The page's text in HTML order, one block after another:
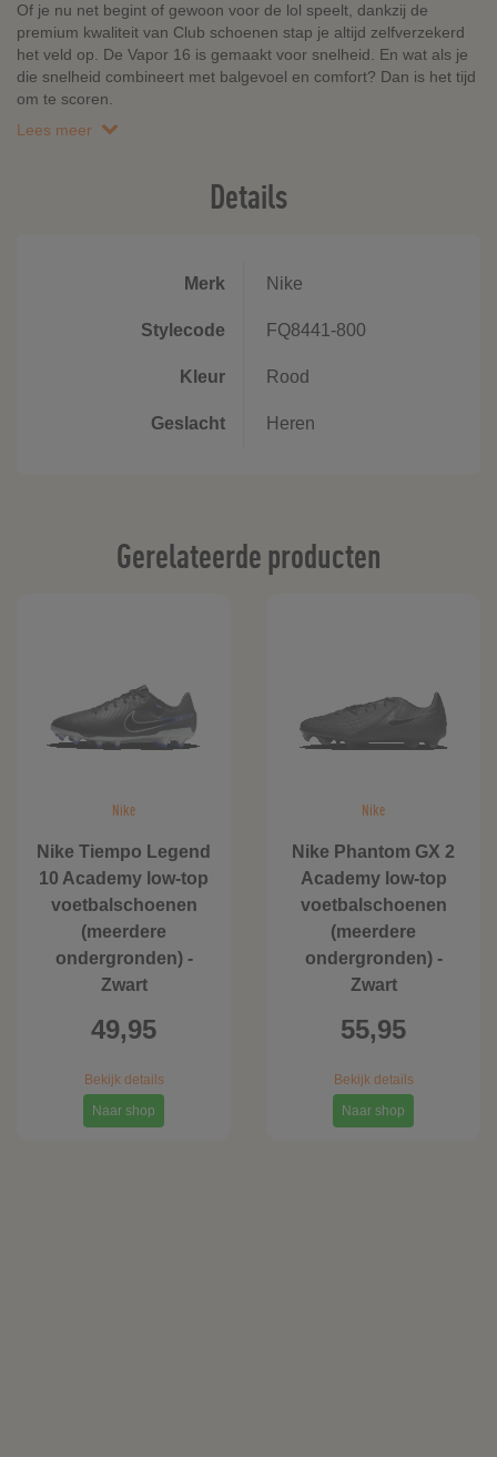
Of je nu net begint of gewoon voor de lol speelt, dankzij de
premium kwaliteit van Club schoenen stap je altijd zelfverzekerd
het veld op. De Vapor 16 is gemaakt voor snelheid. En wat als je
die snelheid combineert met balgevoel en comfort? Dan is het tijd
om te scoren.
Lees meer
Details
Merk Nike
Stylecode FQ8441-800
Kleur Rood
Geslacht Heren
Gerelateerde producten
Nike
Nike Tiempo Legend
10 Academy low-top
voetbalschoenen
(meerdere
ondergronden) -
Zwart
49,95
Bekijk details
Naar shop
Nike
Nike Phantom GX 2
Academy low-top
voetbalschoenen
(meerdere
ondergronden) -
Zwart
55,95
Bekijk details
Naar shop